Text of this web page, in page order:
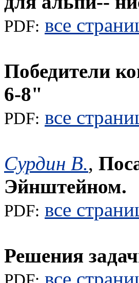
PDF: все
Победители
6-8"
PDF: все
Сурдин В.,
Эйнштейном.
PDF: все
Решения